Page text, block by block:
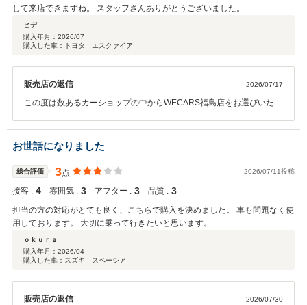
して来店できますね。 スタッフさんありがとうございました。
ヒデ
購入年月： 2026/07
購入した車：トヨタ エスクァイア
販売店の返信 2026/07/17
この度は数あるカーショップの中からWECARS福島店をお選びいただ
ご投稿いただき、スタッフ一同心より感謝申し上げます。 当店では、
お車をご購入いただいた後も安心して長くお乗りいただけるよう、ア
フターサービスにも誠意を持って対応しております。お車のメンテナ
ンスや点検などにつきましても、ぜひお気軽にご相談・ご利用くださ
い。 これからもお客様にご満足いただけるサービスをご提供できるよ
うに努めてまいります。今後ともWECARS福島店をよろしくお願い致
します。
お世話になりました
総合評価 3点 2026/07/11投稿
接客 : 4 雰囲気 : 3 アフター : 3 品質 : 3
担当の方の対応がとても良く、こちらで購入を決めました。 車も問題なく使
用しております。 大切に乗って行きたいと思います。
ｏｋｕｒａ
購入年月： 2026/04
購入した車：スズキ スペーシア
販売店の返信 2026/07/30